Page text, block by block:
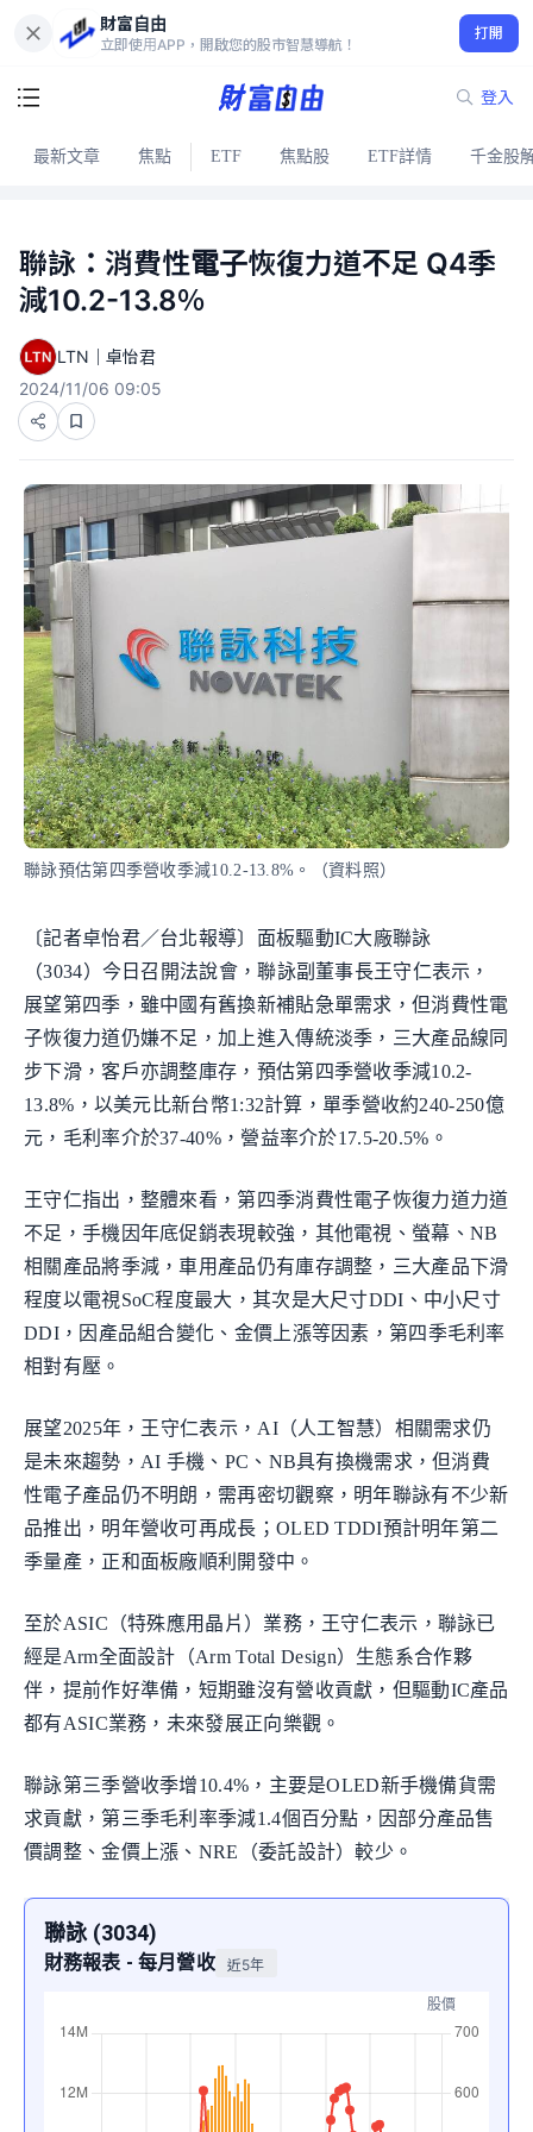
財富自由
立即使用APP，開啟您的股市智慧導航！
打開
登入
最新文章 焦點 ETF 焦點股 ETF詳情 千金股
聯詠：消費性電子恢復力道不足 Q4季
減10.2-13.8％
LTN｜卓怡君
2024/11/06 09:05
聯詠預估第四季營收季減10.2-13.8%。（資料照）
〔記者卓怡君／台北報導〕面板驅動IC大廠聯詠
（3034）今日召開法說會，聯詠副董事長王守仁表示，
展望第四季，雖中國有舊換新補貼急單需求，但消費性電
子恢復力道仍嫌不足，加上進入傳統淡季，三大產品線同
步下滑，客戶亦調整庫存，預估第四季營收季減10.2-
13.8%，以美元比新台幣1:32計算，單季營收約240-250億
元，毛利率介於37-40%，營益率介於17.5-20.5%。
王守仁指出，整體來看，第四季消費性電子恢復力道力道
不足，手機因年底促銷表現較強，其他電視、螢幕、NB
相關產品將季減，車用產品仍有庫存調整，三大產品下滑
程度以電視SoC程度最大，其次是大尺寸DDI、中小尺寸
DDI，因產品組合變化、金價上漲等因素，第四季毛利率
相對有壓。
展望2025年，王守仁表示，AI（人工智慧）相關需求仍
是未來趨勢，AI 手機、PC、NB具有換機需求，但消費
性電子產品仍不明朗，需再密切觀察，明年聯詠有不少新
品推出，明年營收可再成長；OLED TDDI預計明年第二
季量產，正和面板廠順利開發中。
至於ASIC（特殊應用晶片）業務，王守仁表示，聯詠已
經是Arm全面設計（Arm Total Design）生態系合作夥
伴，提前作好準備，短期雖沒有營收貢獻，但驅動IC產品
都有ASIC業務，未來發展正向樂觀。
聯詠第三季營收季增10.4%，主要是OLED新手機備貨需
求貢獻，第三季毛利率季減1.4個百分點，因部分產品售
價調整、金價上漲、NRE（委託設計）較少。